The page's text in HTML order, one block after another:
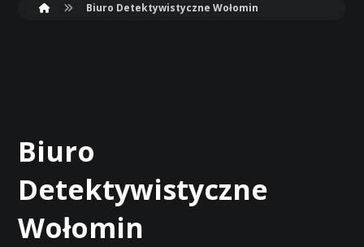
Biuro Detektywistyczne Wołomin
Biuro
Detektywistyczne
Wołomin